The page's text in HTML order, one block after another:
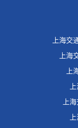
上海交
上海
上
上